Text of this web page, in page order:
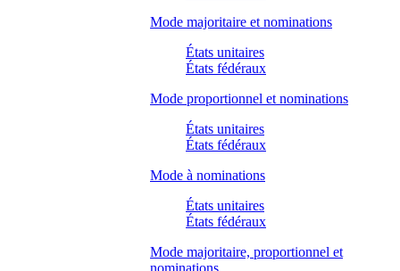
Mode majoritaire et nominations
États unitaires
États fédéraux
Mode proportionnel et nominations
États unitaires
États fédéraux
Mode à nominations
États unitaires
États fédéraux
Mode majoritaire, proportionnel et
nominations